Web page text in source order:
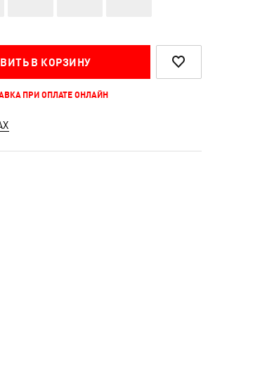
В КОРЗИНУ
ПРИ ОПЛАТЕ ОНЛАЙН